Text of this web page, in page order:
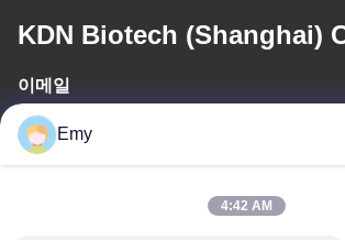
KDN Biotech (Shanghai)
이메일
panxy@vlandgroup.com
Emy
4:42 AM